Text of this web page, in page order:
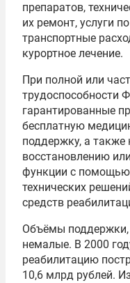
препаратов,
их ремонт, услуги
транспортные
курортное лечение.
При полной или
трудоспособности
гарантированные
бесплатную
поддержку, а
восстановлению
функции с
технических
средств
Объёмы
немалые. В 2000
реабилитацию
10,6 млрд рублей.